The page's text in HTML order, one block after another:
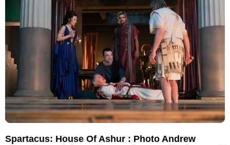
Spartacus: House Of Ashur : Photo Andrew